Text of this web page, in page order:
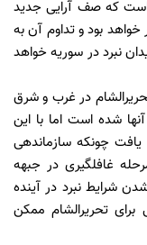
است که صف آرایی جدید
خواهد بود و تداوم آن به
نبرد در سوریه خواهد
در غرب و شرق
شده است اما با این
چونکه سازماندهی
غافلگیری در جبهه
شرایط نبرد در آینده
تحریرالشام ممکن